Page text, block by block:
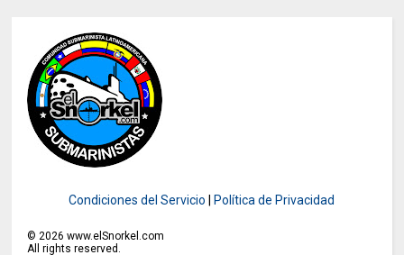
Condiciones del Servicio Política de Privacidad
© 2026 www.elSnorkel.com
All rights reserved.